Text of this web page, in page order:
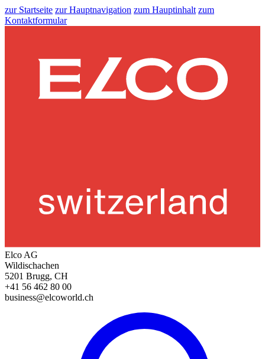
zur Startseite zur Hauptnavigation zum Hauptinhalt zum
Kontaktformular
Elco AG
Wildischachen
5201 Brugg, CH
+41 56 462 80 00
business@elcoworld.ch